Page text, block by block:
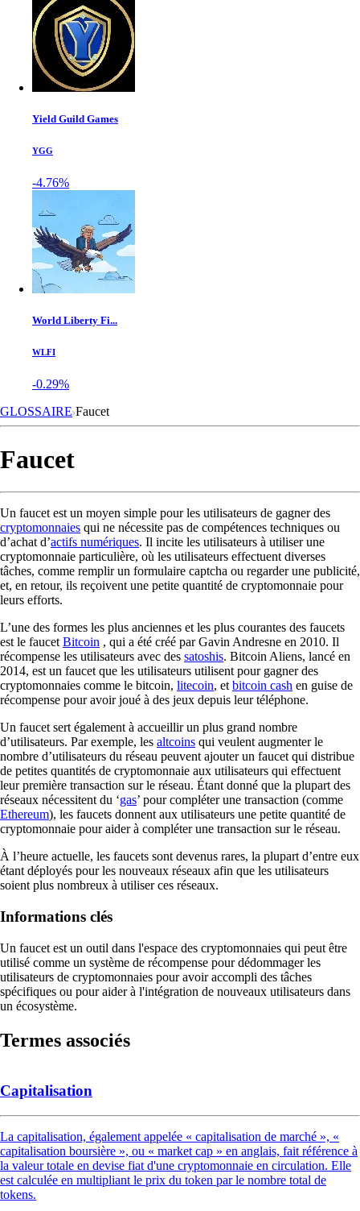
Yield Guild Games
YGG
-4.76%
World Liberty Fi...
WLFI
-0.29%
GLOSSAIRE Faucet
Faucet
Un faucet est un moyen simple pour les utilisateurs de gagner des
cryptomonnaies qui ne nécessite pas de compétences techniques ou
d’achat d’actifs numériques. Il incite les utilisateurs à utiliser une
cryptomonnaie particulière, où les utilisateurs effectuent diverses
tâches, comme remplir un formulaire captcha ou regarder une publicité,
et, en retour, ils reçoivent une petite quantité de cryptomonnaie pour
leurs efforts.
L’une des formes les plus anciennes et les plus courantes des faucets
est le faucet Bitcoin , qui a été créé par Gavin Andresne en 2010. Il
récompense les utilisateurs avec des satoshis. Bitcoin Aliens, lancé en
2014, est un faucet que les utilisateurs utilisent pour gagner des
cryptomonnaies comme le bitcoin, litecoin, et bitcoin cash en guise de
récompense pour avoir joué à des jeux depuis leur téléphone.
Un faucet sert également à accueillir un plus grand nombre
d’utilisateurs. Par exemple, les altcoins qui veulent augmenter le
nombre d’utilisateurs du réseau peuvent ajouter un faucet qui distribue
de petites quantités de cryptomonnaie aux utilisateurs qui effectuent
leur première transaction sur le réseau. Étant donné que la plupart des
réseaux nécessitent du ‘gas’ pour compléter une transaction (comme
Ethereum), les faucets donnent aux utilisateurs une petite quantité de
cryptomonnaie pour aider à compléter une transaction sur le réseau.
À l’heure actuelle, les faucets sont devenus rares, la plupart d’entre eux
étant déployés pour les nouveaux réseaux afin que les utilisateurs
soient plus nombreux à utiliser ces réseaux.
Informations clés
Un faucet est un outil dans l'espace des cryptomonnaies qui peut être
utilisé comme un système de récompense pour dédommager les
utilisateurs de cryptomonnaies pour avoir accompli des tâches
spécifiques ou pour aider à l'intégration de nouveaux utilisateurs dans
un écosystème.
Termes associés
Capitalisation
La capitalisation, également appelée « capitalisation de marché », «
capitalisation boursière », ou « market cap » en anglais, fait référence à
la valeur totale en devise fiat d'une cryptomonnaie en circulation. Elle
est calculée en multipliant le prix du token par le nombre total de
tokens.